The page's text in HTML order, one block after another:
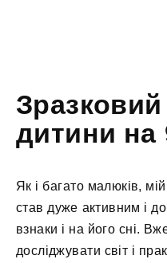
дитини на
Як і багато малюків,
став дуже активним і
взнаки і на його сні.
досліджувати світ і